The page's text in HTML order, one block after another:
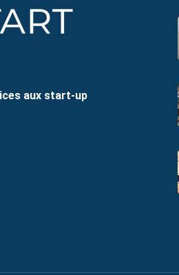
aux start-up